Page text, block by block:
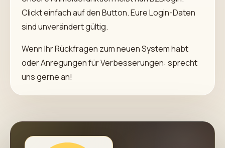
Clickt einfach auf den Button. Eure Login-Daten
sind unverändert gültig.
Wenn Ihr Rückfragen zum neuen System habt
oder Anregungen für Verbesserungen: sprecht
uns gerne an!